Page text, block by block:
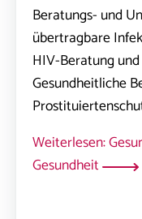
Beratungs- und
übertragbare
HIV-Beratung
Gesundheitliche
Weiterlesen:
Gesundheit